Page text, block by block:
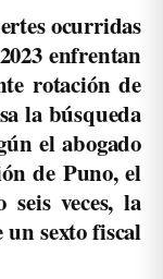
ocurridas
enfrentan
rotación de
la búsqueda
el abogado
de Puno, el
seis veces, la
sexto fiscal